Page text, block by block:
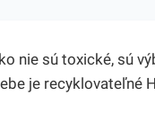
nie sú toxické, sú
je recyklovateľné